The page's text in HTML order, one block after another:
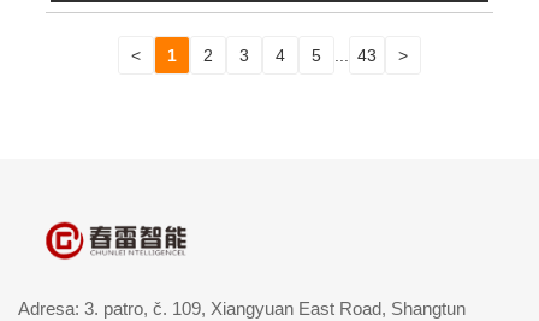
< 1 2 3 4 5 ... 43 >
Adresa: 3. patro, č. 109, Xiangyuan East Road, Shangtun